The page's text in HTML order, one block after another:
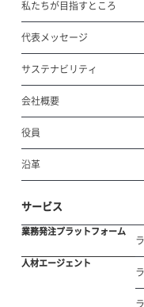
私たちが目指すところ
代表メッセージ
サステナビリティ
会社概要
役員
沿革
サービス
業務発注プラットフォーム
人材エージェント